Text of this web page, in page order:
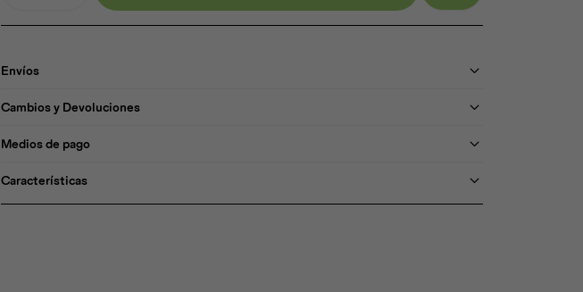
Envíos
Cambios y Devoluciones
Medios de pago
Características